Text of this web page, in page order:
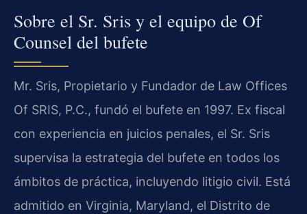
Sobre el Sr. Sris y el equipo de Of
Counsel del bufete
Mr. Sris, Propietario y Fundador de Law Offices
Of SRIS, P.C., fundó el bufete en 1997. Ex fiscal
con experiencia en juicios penales, el Sr. Sris
supervisa la estrategia del bufete en todos los
ámbitos de práctica, incluyendo litigio civil. Está
admitido en Virginia, Maryland, el Distrito de